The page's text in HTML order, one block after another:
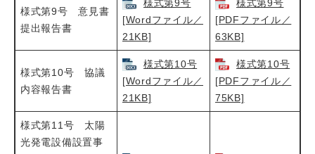
様式第9号 意見書
提出報告書
様式第9号
[Wordファイル／
21KB]
様式第9号
[PDFファイル／
63KB]
様式第10号 協議
内容報告書
様式第10号
[Wordファイル／
21KB]
様式第10号
[PDFファイル／
75KB]
様式第11号 太陽
光発電設備設置事